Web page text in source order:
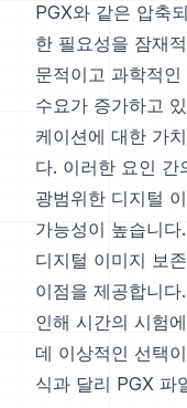
PGX와 같은 압축
한 필요성을 잠재
문적이고 과학적
수요가 증가하고
케이션에 대한 가
다. 이러한 요인 간
광범위한 디지털
가능성이 높습니다.
디지털 이미지 보
이점을 제공합니
인해 시간의 시험
데 이상적인 선택
식과 달리 PGX 파